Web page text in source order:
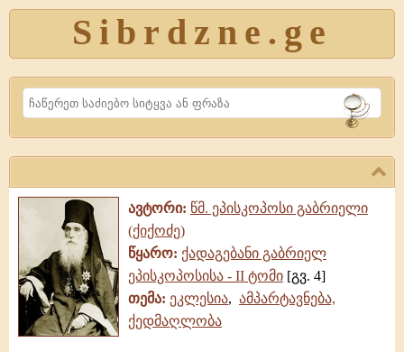
Sibrdzne.ge
Search
ავტორი: წმ. ეპისკოპოსი გაბრიელი
(ქიქოძე)
წყარო: ქადაგებანი გაბრიელ
ეპისკოპოსისა - II ტომი [გვ. 4]
თემა: ეკლესია, ამპარტავნება,
ქედმაღლობა